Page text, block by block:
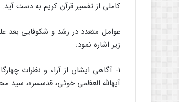
کاملى از تفسیر قرآن کریم به دست آید.
عوامل متعدد در رشد و شکوفایى بعد
زیر اشاره نمود:
۱- آگاهى ایشان از آراء و نظرات
آیه‏الله العظمى خوئى، قدس‏سره، سید